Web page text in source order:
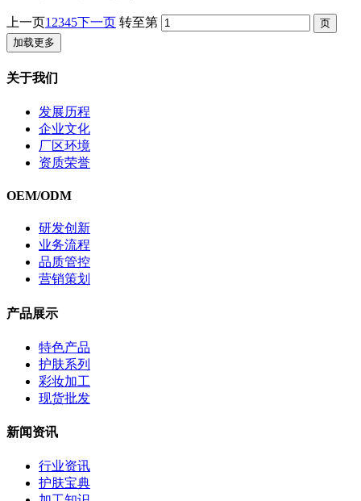
上一页1 2345下一页 转至第
加载更多
关于我们
发展历程
企业文化
厂区环境
资质荣誉
OEM/ODM
研发创新
业务流程
品质管控
营销策划
产品展示
特色产品
护肤系列
彩妆加工
现货批发
新闻资讯
行业资讯
护肤宝典